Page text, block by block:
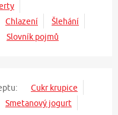
Chlazení
Šlehání
Slovník pojmů
Cukr krupice
Smetanový jogurt